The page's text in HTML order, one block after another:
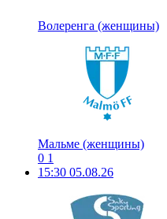
Волеренга (женщины)
Мальме (женщины)
0 1
15:30 05.08.26